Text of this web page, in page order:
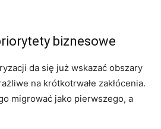
biznesowe
da się już wskazać obszary
na krótkotrwałe zakłócenia.
migrować jako pierwszego, a